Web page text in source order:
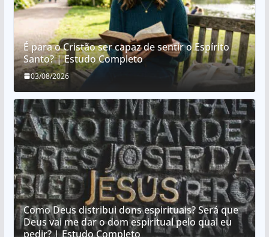
É para o Cristão ser capaz de sentir o Espírito
Santo? | Estudo Completo
03/08/2026
Como Deus distribui dons espirituais? Será que
Deus vai me dar o dom espiritual pelo qual eu
pedir? | Estudo Completo